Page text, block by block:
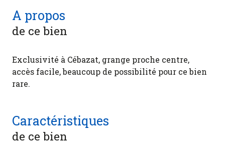
A propos
de ce bien
Exclusivité à Cébazat, grange proche centre,
accès facile, beaucoup de possibilité pour ce bien
rare.
Caractéristiques
de ce bien